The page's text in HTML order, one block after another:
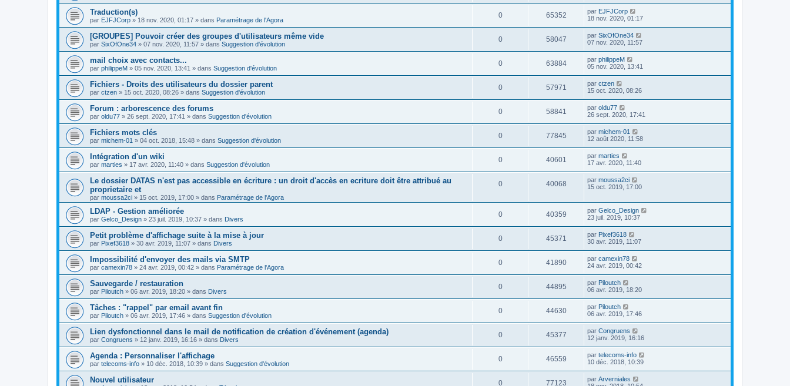
Traduction(s)
par EJFJCorp » 18 nov. 2020, 01:17 » dans Paramétrage de l'Agora
0 65352 par EJFJCorp
18 nov. 2020, 01:17
[GROUPES] Pouvoir créer des groupes d'utilisateurs même vide
par SixOfOne34 » 07 nov. 2020, 11:57 » dans Suggestion d'évolution
0 58047 par SixOfOne34
07 nov. 2020, 11:57
mail choix avec contacts...
par philippeM » 05 nov. 2020, 13:41 » dans Suggestion d'évolution
0 63884 par philippeM
05 nov. 2020, 13:41
Fichiers - Droits des utilisateurs du dossier parent
par ctzen » 15 oct. 2020, 08:26 » dans Suggestion d'évolution
0 57971 par ctzen
15 oct. 2020, 08:26
Forum : arborescence des forums
par oldu77 » 26 sept. 2020, 17:41 » dans Suggestion d'évolution
0 58841 par oldu77
26 sept. 2020, 17:41
Fichiers mots clés
par michem-01 » 04 oct. 2018, 15:48 » dans Suggestion d'évolution
0 77845 par michem-01
12 août 2020, 11:58
Intégration d'un wiki
par marties » 17 avr. 2020, 11:40 » dans Suggestion d'évolution
0 40601 par marties
17 avr. 2020, 11:40
Le dossier DATAS n'est pas accessible en écriture : un droit d'accès en ecriture doit être attribué au
proprietaire et
par moussa2ci » 15 oct. 2019, 17:00 » dans Paramétrage de l'Agora
0 40068 par moussa2ci
15 oct. 2019, 17:00
LDAP - Gestion améliorée
par Gelco_Design » 23 juil. 2019, 10:37 » dans Divers
0 40359 par Gelco_Design
23 juil. 2019, 10:37
Petit problème d'affichage suite à la mise à jour
par Pixef3618 » 30 avr. 2019, 11:07 » dans Divers
0 45371 par Pixef3618
30 avr. 2019, 11:07
Impossibilité d'envoyer des mails via SMTP
par camexin78 » 24 avr. 2019, 00:42 » dans Paramétrage de l'Agora
0 41890 par camexin78
24 avr. 2019, 00:42
Sauvegarde / restauration
par Piloutch » 06 avr. 2019, 18:20 » dans Divers
0 44895 par Piloutch
06 avr. 2019, 18:20
Tâches : "rappel" par email avant fin
par Piloutch » 06 avr. 2019, 17:46 » dans Suggestion d'évolution
0 44630 par Piloutch
06 avr. 2019, 17:46
Lien dysfonctionnel dans le mail de notification de création d'événement (agenda)
par Congruens » 12 janv. 2019, 16:16 » dans Divers
0 45377 par Congruens
12 janv. 2019, 16:16
Agenda : Personnaliser l'affichage
par telecoms-info » 10 déc. 2018, 10:39 » dans Suggestion d'évolution
0 46559 par telecoms-info
10 déc. 2018, 10:39
Nouvel utilisateur 0 77123 par Arverniales